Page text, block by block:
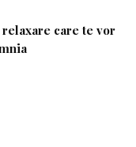
care te vor